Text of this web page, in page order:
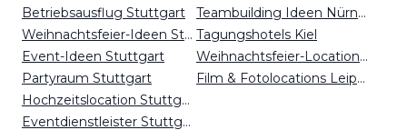
Betriebsausflug Stuttgart
Weihnachtsfeier-Ideen Stuttgart
Event-Ideen Stuttgart
Partyraum Stuttgart
Hochzeitslocation Stuttgart
Eventdienstleister Stuttgart
Teambuilding Ideen Nürnberg
Tagungshotels Kiel
Weihnachtsfeier-Locations Stuttgart
Film & Fotolocations Leipzig